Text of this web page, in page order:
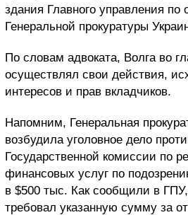
здания Главного управления
Генеральной прокуратуры
По словам адвоката, Волга во
осуществлял свои действия,
интересов и прав вкладчиков.
Напомним, Генеральная
возбудила уголовное дело
Государственной комиссии по
финансовых услуг по
в $500 тыс. Как сообщили в
требовал указанную сумму за